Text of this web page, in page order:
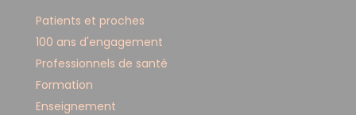
Patients et proches
100 ans d'engagement
Professionnels de santé
Formation
Enseignement